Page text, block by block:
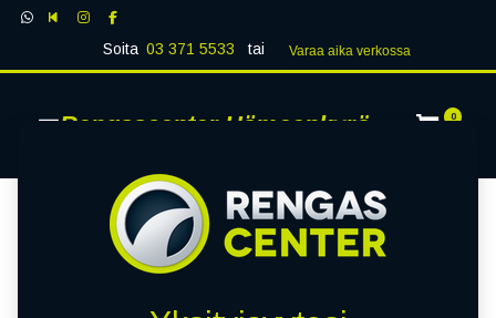
Soita 03 371 5533 tai Varaa aika verk​​​​ossa
Rengascenter Hämeenkyrö 0